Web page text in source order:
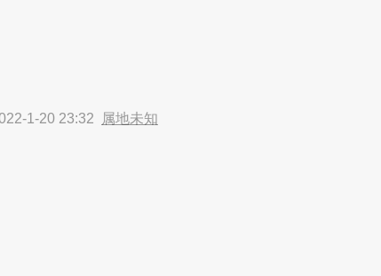
1-20 23:32 属地未知